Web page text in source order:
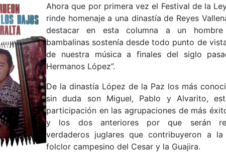
Ahora que por primera vez el Festival de la
rinde homenaje a una dinastía de Reyes
destacar en esta columna a un
bambalinas sostenía desde todo punto de
de nuestra música a finales del siglo
Hermanos López”.
De la dinastía López de la Paz los más
sin duda son Miguel, Pablo y Alvarito,
participación en las agrupaciones de más
y los dos anteriores por que serán
verdaderos juglares que contribuyeron a
folclor campesino del Cesar y la Guajira.